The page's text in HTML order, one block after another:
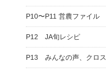
P10〜P11 営農ファイル
P12 JA旬レシピ
P13 みんなの声、クロ